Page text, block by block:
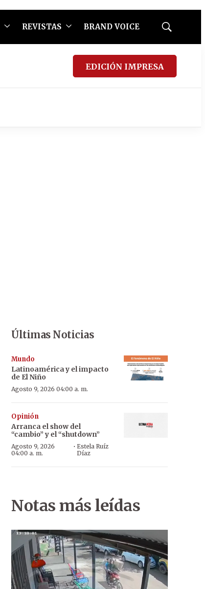
REVISTAS BRAND VOICE
Mostrar
EDICIÓN IMPRESA
Últimas Noticias
Mundo
Latinoamérica y el impacto
de El Niño
Agosto 9, 2026 04:00 a. m.
Opinión
Arranca el show del
“cambio” y el “shutdown”
Agosto 9, 2026
04:00 a. m.
·Estela Ruíz
Díaz
Notas más leídas